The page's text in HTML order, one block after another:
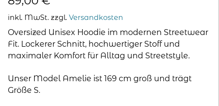
inkl. MwSt. zzgl. Versandkosten
Oversized Unisex Hoodie im modernen Streetwear
Fit. Lockerer Schnitt, hochwertiger Stoff und
maximaler Komfort für Alltag und Streetstyle.
Unser Model Amelie ist 169 cm groß und trägt
Größe S.